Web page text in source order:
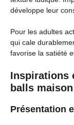
développe leur
Pour les adultes
qui cale
favorise la satiété
Inspirations
balls maison
Présentation